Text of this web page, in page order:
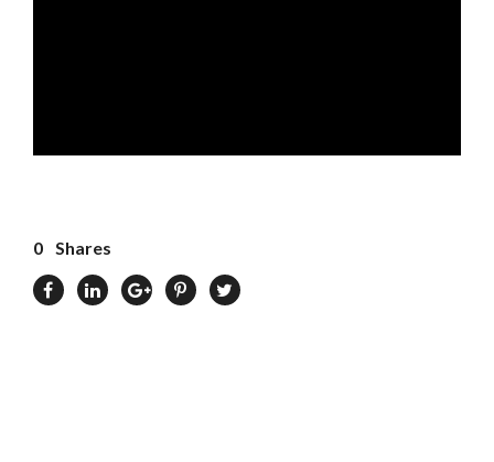
0 Shares